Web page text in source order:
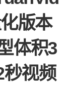
版本
体积3
秒视频